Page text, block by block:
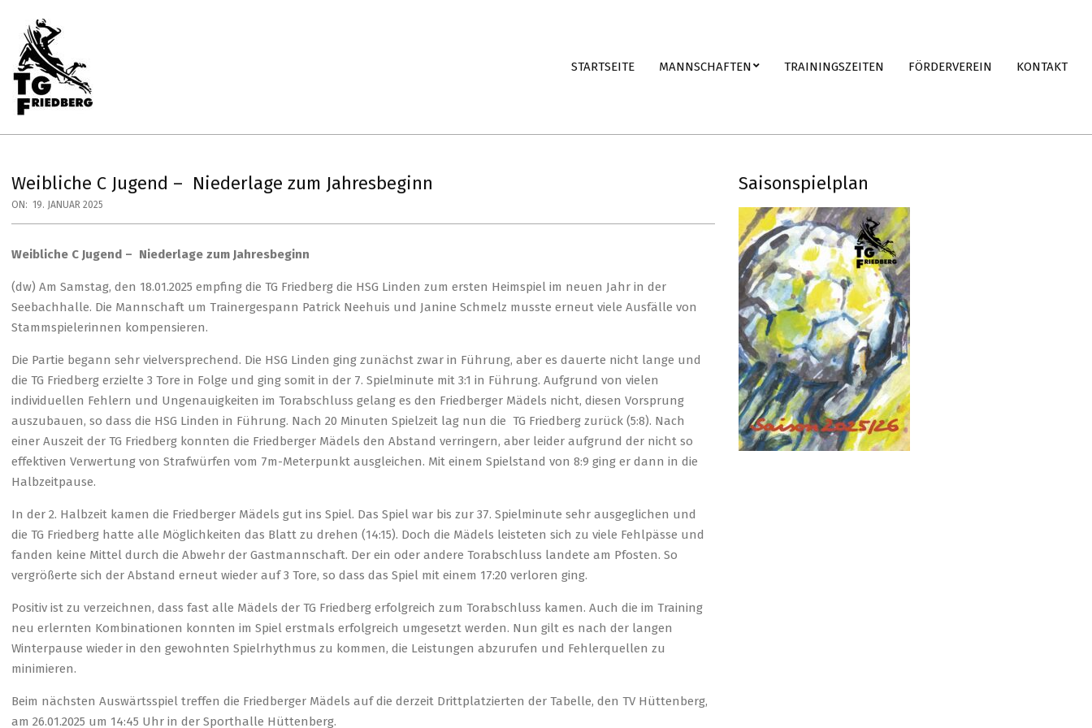
content
TG
HANDBALL
STARTSEITE MANNSCHAFTEN TRAININGSZEITEN FÖRDERVEREIN KONTAKT
Weibliche C Jugend – Niederlage zum Jahresbeginn
ON: 19. JANUAR 2025
Weibliche C Jugend – Niederlage zum Jahresbeginn
(dw) Am Samstag, den 18.01.2025 empfing die TG Friedberg die HSG Linden zum ersten Heimspiel im neuen Jahr in der
Seebachhalle. Die Mannschaft um Trainergespann Patrick Neehuis und Janine Schmelz musste erneut viele Ausfälle von
Stammspielerinnen kompensieren.
Die Partie begann sehr vielversprechend. Die HSG Linden ging zunächst zwar in Führung, aber es dauerte nicht lange und
die TG Friedberg erzielte 3 Tore in Folge und ging somit in der 7. Spielminute mit 3:1 in Führung. Aufgrund von vielen
individuellen Fehlern und Ungenauigkeiten im Torabschluss gelang es den Friedberger Mädels nicht, diesen Vorsprung
auszubauen, so dass die HSG Linden in Führung. Nach 20 Minuten Spielzeit lag nun die TG Friedberg zurück (5:8). Nach
einer Auszeit der TG Friedberg konnten die Friedberger Mädels den Abstand verringern, aber leider aufgrund der nicht so
effektiven Verwertung von Strafwürfen vom 7m-Meterpunkt ausgleichen. Mit einem Spielstand von 8:9 ging er dann in die
Halbzeitpause.
In der 2. Halbzeit kamen die Friedberger Mädels gut ins Spiel. Das Spiel war bis zur 37. Spielminute sehr ausgeglichen und
die TG Friedberg hatte alle Möglichkeiten das Blatt zu drehen (14:15). Doch die Mädels leisteten sich zu viele Fehlpässe und
fanden keine Mittel durch die Abwehr der Gastmannschaft. Der ein oder andere Torabschluss landete am Pfosten. So
vergrößerte sich der Abstand erneut wieder auf 3 Tore, so dass das Spiel mit einem 17:20 verloren ging.
Positiv ist zu verzeichnen, dass fast alle Mädels der TG Friedberg erfolgreich zum Torabschluss kamen. Auch die im Training
neu erlernten Kombinationen konnten im Spiel erstmals erfolgreich umgesetzt werden. Nun gilt es nach der langen
Winterpause wieder in den gewohnten Spielrhythmus zu kommen, die Leistungen abzurufen und Fehlerquellen zu
minimieren.
Beim nächsten Auswärtsspiel treffen die Friedberger Mädels auf die derzeit Drittplatzierten der Tabelle, den TV Hüttenberg,
am 26.01.2025 um 14:45 Uhr in der Sporthalle Hüttenberg.
Saisonspielplan